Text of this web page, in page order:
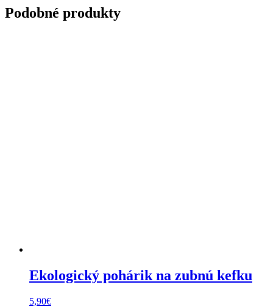
Podobné produkty
Ekologický pohárik na zubnú kefku
5,90€